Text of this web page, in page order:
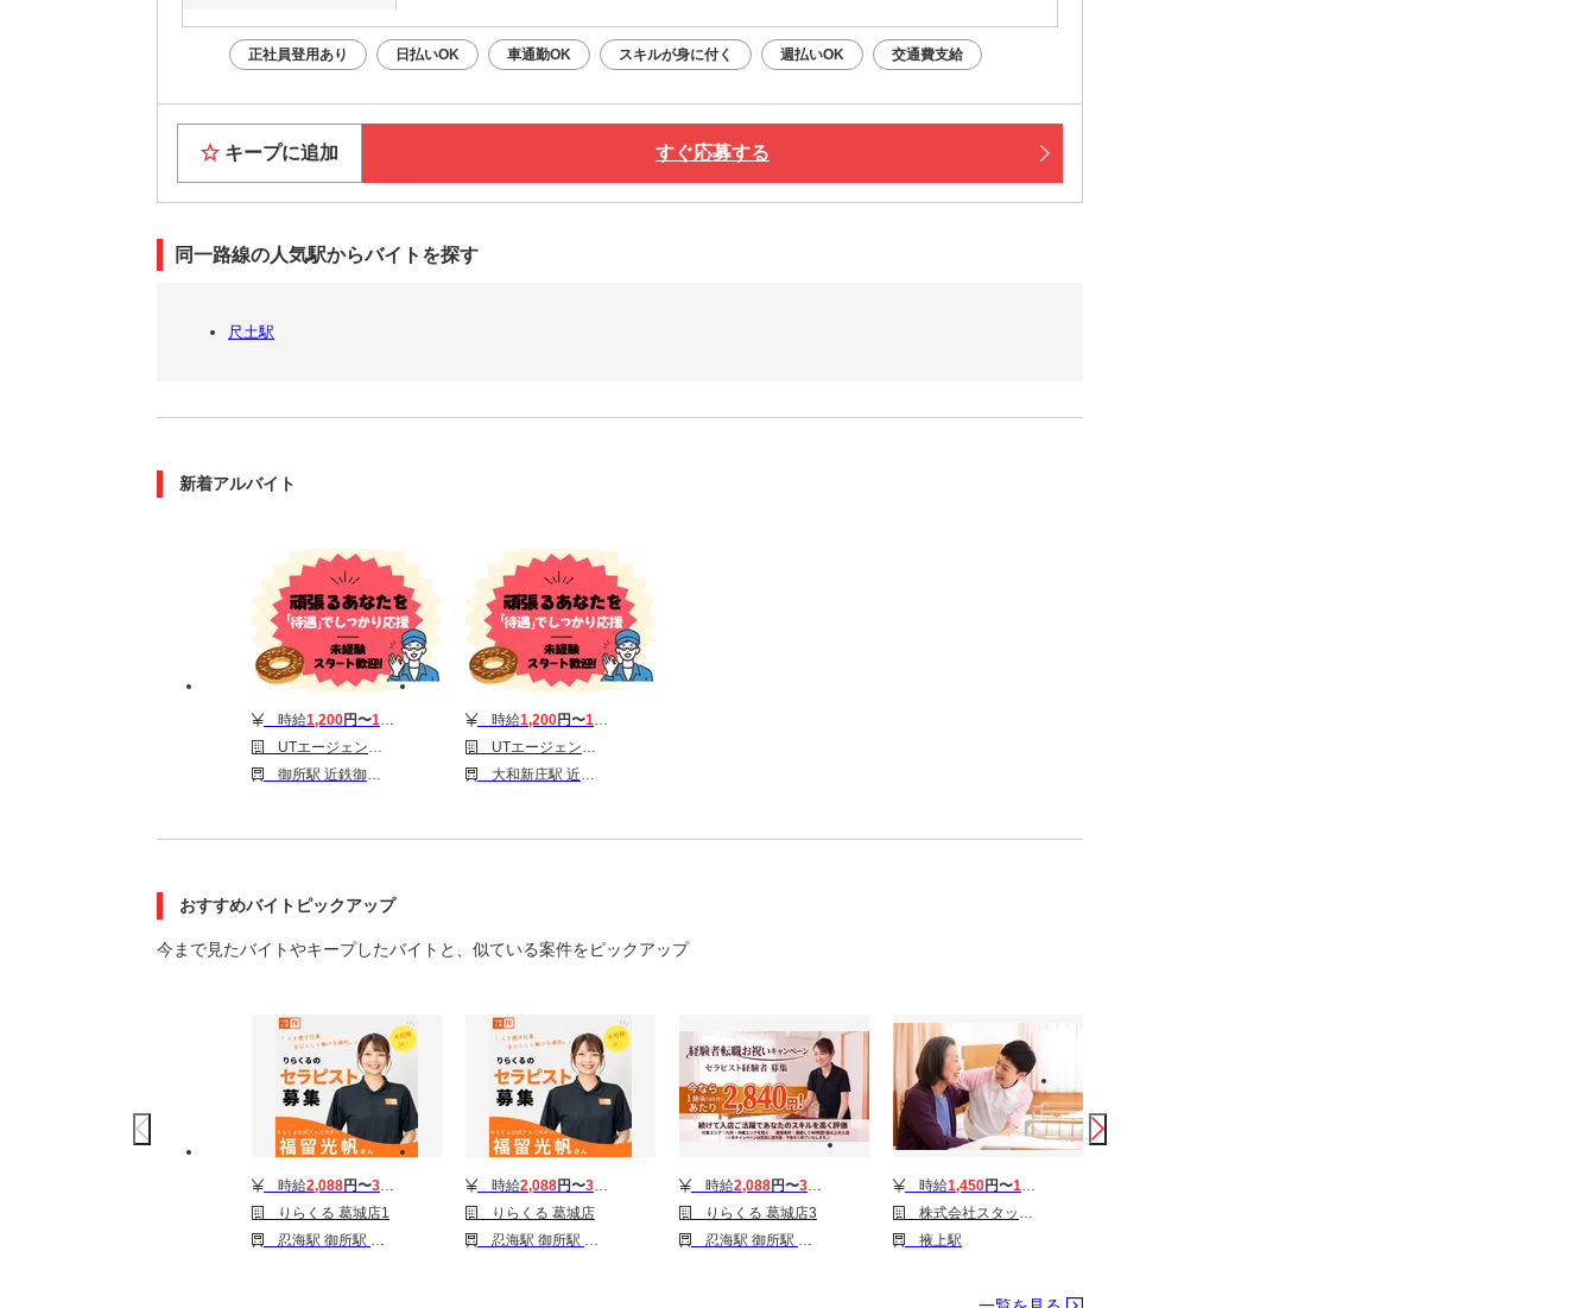
正社員登用あり 日払いOK 車通勤OK スキルが身に付く 週払いOK 交通費支給
キープに追加 すぐ応募する
同一路線の人気駅からバイトを探す
尺土駅
新着アルバイト
時給1,200円〜1,700
UTエージェント株式会社 東海第一CU_御所市
御所駅 近鉄御所駅 忍海駅
時給1,200円〜1,700
UTエージェント株式会社 東海第一CU_葛城市
大和新庄駅 近鉄新庄駅 忍海駅
おすすめバイトピックアップ
今まで見たバイトやキープしたバイトと、似ている案件をピックアップ
時給2,088円〜3,510
りらくる 葛城店1
忍海駅 御所駅 大和新庄駅
時給2,088円〜3,510
りらくる 葛城店
忍海駅 御所駅 大和新庄駅
時給2,088円〜3,510
りらくる 葛城店3
忍海駅 御所駅 大和新庄駅
時給1,450円〜1,500
株式会社スタッフサービス/H10470498
掖上駅